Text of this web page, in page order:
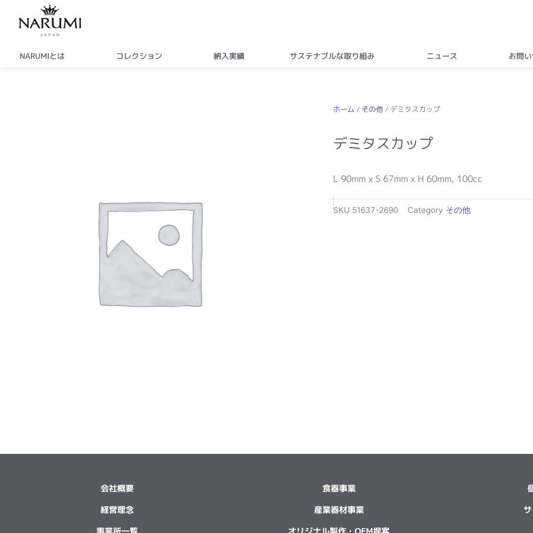
NARUMIとは コレクション 納入実績 サステナブルな取り組み ニュース お問
ホーム / その他 / デミタスカップ
デミタスカップ
L 90mm x S 67mm x H 60mm, 100cc
SKU 51637-2690 Category その他
会社概要
経営理念
事業所一覧
食器事業
産業器材事業
オリジナル製作・OEM提案